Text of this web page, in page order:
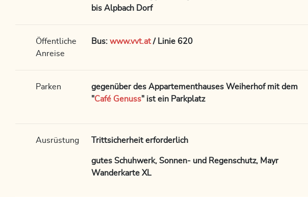
bis Alpbach Dorf
Öffentliche
Anreise
Bus: www.vvt.at/ Linie 620
Parken
gegenüber des Appartementhauses Weiherhof mit dem
"Café Genuss" ist ein Parkplatz
Ausrüstung Trittsicherheit erforderlich
gutes Schuhwerk, Sonnen- und Regenschutz, Mayr
Wanderkarte XL